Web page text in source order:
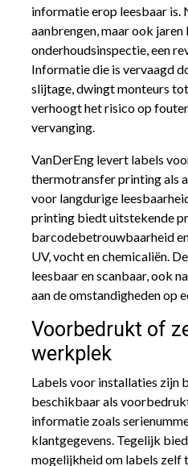
informatie erop leesbaar is.
aanbrengen, maar ook jaren
onderhoudsinspectie, een
Informatie die is vervaagd
slijtage, dwingt monteurs
verhoogt het risico op
vervanging.
VanDerEng levert labels
thermotransfer printing als
voor langdurige
printing biedt uitstekende
barcodebetrouwbaarheid
UV, vocht en chemicaliën.
leesbaar en scanbaar, ook
aan de omstandigheden op
Voorbedrukt of
werkplek
Labels voor installaties zijn
beschikbaar als
informatie zoals
klantgegevens. Tegelijk
mogelijkheid om labels zelf